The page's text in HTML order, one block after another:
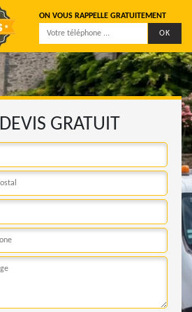
ON VOUS RAPPELLE GRATUITEMENT
DEVIS GRATUIT